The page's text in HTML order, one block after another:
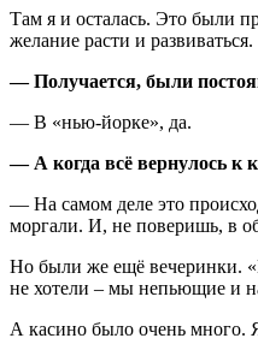
Там я и осталась. Это были
желание расти и развиваться.
— Получается, были
— В «нью-йорке», да.
— А когда всё вернулось к
— На самом деле это
моргали. И, не поверишь, в
Но были же ещё вечеринки.
не хотели – мы непьющие и
А касино было очень много.